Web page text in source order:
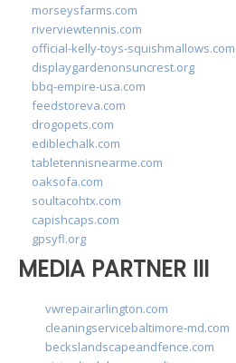
morseysfarms.com
riverviewtennis.com
official-kelly-toys-squishmallows.com
displaygardenonsuncrest.org
bbq-empire-usa.com
feedstoreva.com
drogopets.com
ediblechalk.com
tabletennisnearme.com
oaksofa.com
soultacohtx.com
capishcaps.com
gpsyfl.org
MEDIA PARTNER III
vwrepairarlington.com
cleaningservicebaltimore-md.com
beckslandscapeandfence.com